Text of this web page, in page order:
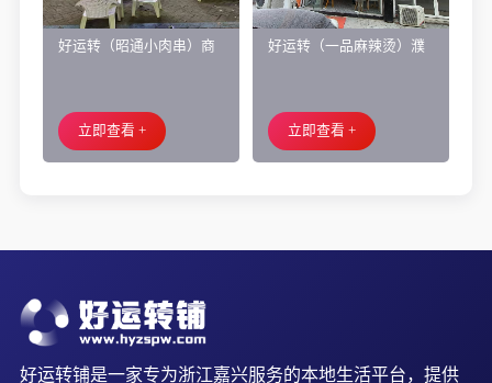
好运转（昭通小肉串）商
外摆、 房租2.2万/年
立即查看 +
好运转（一品麻辣烫）濮
小吃店转让
立即查看 +
好运转铺是一家专为浙江嘉兴服务的本地生活平台，提供